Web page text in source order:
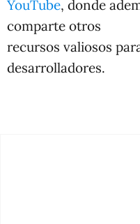
YouTube, donde
comparte otros
recursos valiosos
desarrolladores.